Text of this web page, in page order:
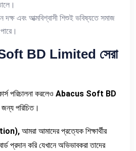
এবং আত্মবিশ্বাসী শিশুই ভবিষ্যতে সমাজ
BD Limited সেরা
পরিচালনা করলেও Abacus Soft BD
পরিচিত।
আমরা আমাদের প্রত্যেক শিক্ষার্থীর
প্রদান করি যেখানে অভিভাবকরা তাদের